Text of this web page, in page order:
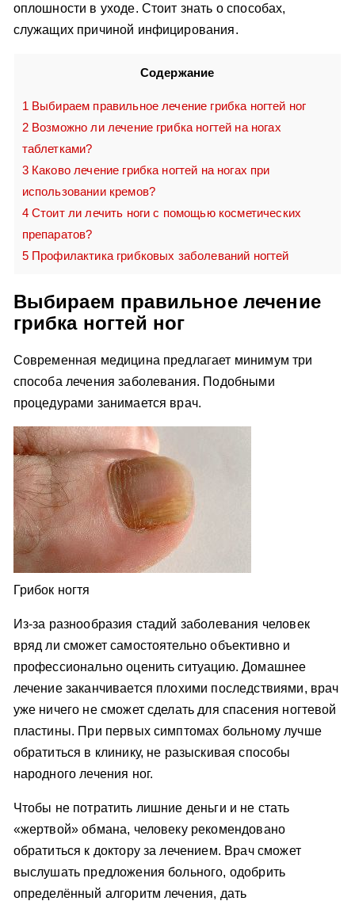
оплошности в уходе. Стоит знать о способах,
служащих причиной инфицирования.
Содержание
1 Выбираем правильное лечение грибка ногтей ног
2Возможно ли лечение грибка ногтей на ногах
таблетками?
3Каково лечение грибка ногтей на ногах при
использовании кремов?
4Стоит ли лечить ноги с помощью косметических
препаратов?
5Профилактика грибковых заболеваний ногтей
Выбираем правильное лечение
грибка ногтей ног
Современная медицина предлагает минимум три
способа лечения заболевания. Подобными
процедурами занимается врач.
Грибок ногтя
Из-за разнообразия стадий заболевания человек
вряд ли сможет самостоятельно объективно и
профессионально оценить ситуацию. Домашнее
лечение заканчивается плохими последствиями, врач
уже ничего не сможет сделать для спасения ногтевой
пластины. При первых симптомах больному лучше
обратиться в клинику, не разыскивая способы
народного лечения ног.
Чтобы не потратить лишние деньги и не стать
«жертвой» обмана, человеку рекомендовано
обратиться к доктору за лечением. Врач сможет
выслушать предложения больного, одобрить
определённый алгоритм лечения, дать